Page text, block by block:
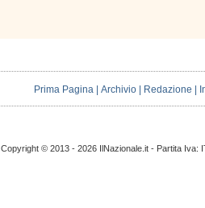
Prima Pagina |Archivio | Redazione |
Copyright © 2013 - 2026 IlNazionale.it - Partita Iva: